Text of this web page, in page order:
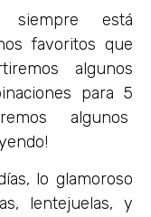
siempre está
favoritos que
algunos
para 5
algunos
lo glamoroso
lentejuelas, y